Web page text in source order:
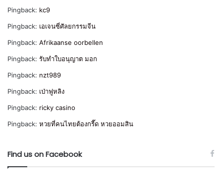
Pingback: kc9
Pingback: เอเจนซี่ศัลยกรรมจีน
Pingback: Afrikaanse oorbellen
Pingback: รับทำใบอนุญาต มอก
Pingback: nzt989
Pingback: เป่าฟูหลิง
Pingback: ricky casino
Pingback: หวยที่คนไทยต้องกรี๊ด หวยออมสิน
Find us on Facebook